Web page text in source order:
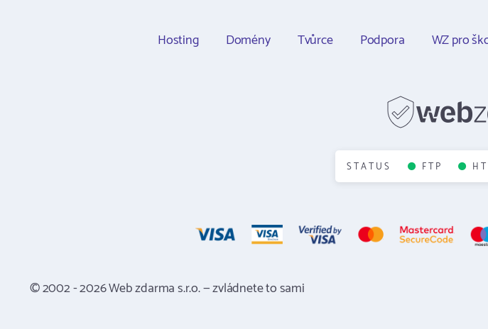
Hosting Domény Tvůrce Podpora WZ pro
STATUS FTP
© 2002 - 2026 Web zdarma s.r.o. — zvládnete to sami